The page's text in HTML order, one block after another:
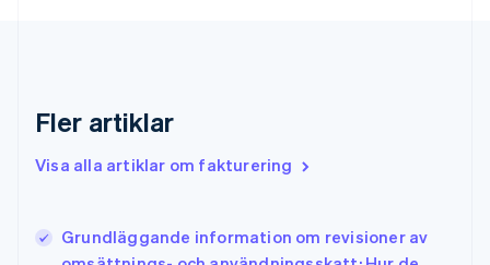
Fler artiklar
Visa alla artiklar om fakturering
Grundläggande information om revisioner av
Grekland
Hongkong SAR, Kina
English
Irland